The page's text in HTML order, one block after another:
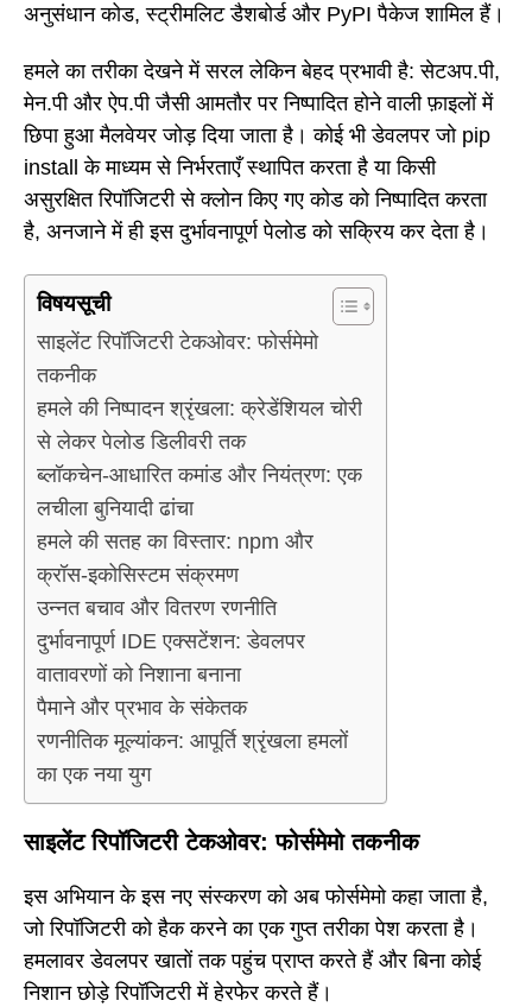
अनुसंधान कोड, स्ट्रीमलिट डैशबोर्ड और PyPI पैकेज शामिल हैं।
हमले का तरीका देखने में सरल लेकिन बेहद प्रभावी है: सेटअप.पी,
मेन.पी और ऐप.पी जैसी आमतौर पर निष्पादित होने वाली फ़ाइलों में
छिपा हुआ मैलवेयर जोड़ दिया जाता है। कोई भी डेवलपर जो pip
install के माध्यम से निर्भरताएँ स्थापित करता है या किसी
असुरक्षित रिपॉजिटरी से क्लोन किए गए कोड को निष्पादित करता
है, अनजाने में ही इस दुर्भावनापूर्ण पेलोड को सक्रिय कर देता है।
विषयसूची
साइलेंट रिपॉजिटरी टेकओवर: फोर्समेमो
तकनीक
हमले की निष्पादन श्रृंखला: क्रेडेंशियल चोरी
से लेकर पेलोड डिलीवरी तक
ब्लॉकचेन-आधारित कमांड और नियंत्रण: एक
लचीला बुनियादी ढांचा
हमले की सतह का विस्तार: npm और
क्रॉस-इकोसिस्टम संक्रमण
उन्नत बचाव और वितरण रणनीति
दुर्भावनापूर्ण IDE एक्सटेंशन: डेवलपर
वातावरणों को निशाना बनाना
पैमाने और प्रभाव के संकेतक
रणनीतिक मूल्यांकन: आपूर्ति श्रृंखला हमलों
का एक नया युग
साइलेंट रिपॉजिटरी टेकओवर: फोर्समेमो तकनीक
इस अभियान के इस नए संस्करण को अब फोर्समेमो कहा जाता है,
जो रिपॉजिटरी को हैक करने का एक गुप्त तरीका पेश करता है।
हमलावर डेवलपर खातों तक पहुंच प्राप्त करते हैं और बिना कोई
निशान छोड़े रिपॉजिटरी में हेरफेर करते हैं।